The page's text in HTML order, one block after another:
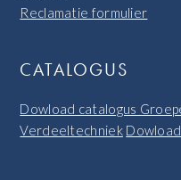
Reclamatie formulier
CATALOGUS
Dowload catalogus
Verdeeltechniek